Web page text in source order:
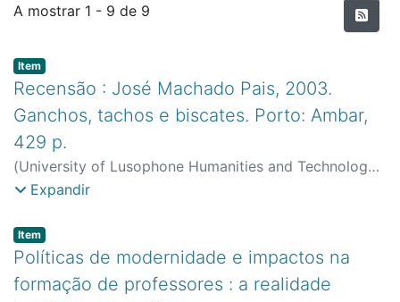
Entradas recentes
A mostrar 1 - 9 de 9
Item type:
Item,
Recensão : José Machado Pais, 2003.
Ganchos, tachos e biscates. Porto: Ambar,
429 p.
(University of Lusophone Humanities and Technology,
2003)Lopes, Maria Gabriela
Desenvolvimento
Expandir
Item type:
Item,
Políticas de modernidade e impactos na
formação de professores : a realidade